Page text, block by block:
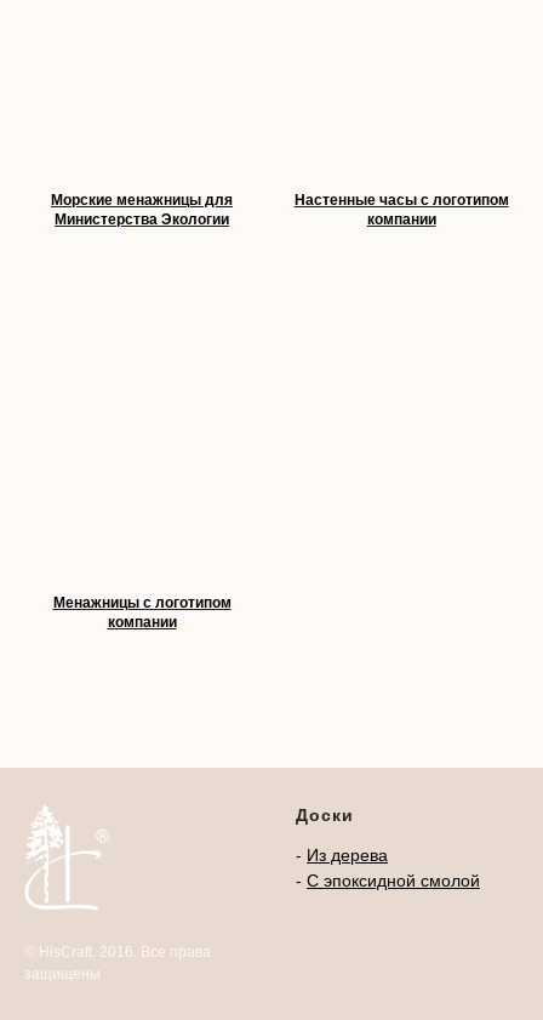
Морские менажницы для
Министерства Экологии
Настенные часы с логотипом
компании
Менажницы с логотипом
компании
© HisCraft. 2016. Все права
защищены
Доски
- Из дерева
- С эпоксидной смолой